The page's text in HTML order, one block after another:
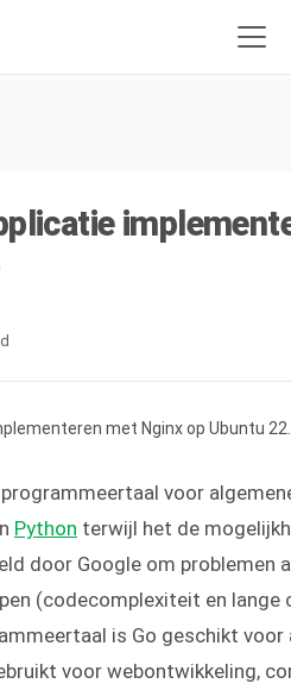
voor
Python terwijl het de
door Google om problemen
(codecomplexiteit en
is Go geschikt voor
voor webontwikkeling,